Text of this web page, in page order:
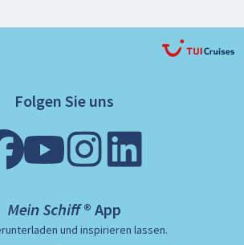
Folgen Sie uns
Mein Schiff ® App
und inspirieren lassen.